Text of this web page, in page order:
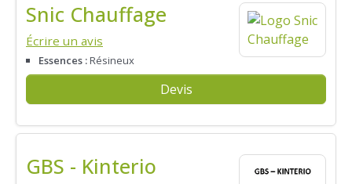
Snic Chauffage
Écrire un avis
Essences :Résineux
Devis
GBS - Kinterio